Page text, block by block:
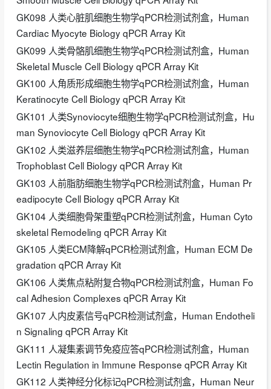
GK098 人类心脏肌细胞生物学qPCR检测试剂盒，Human
Cardiac Myocyte Biology qPCR Array Kit
GK099 人类骨骼肌细胞生物学qPCR检测试剂盒，Human
Skeletal Muscle Cell Biology qPCR Array Kit
GK100 人角质形成细胞生物学qPCR检测试剂盒，Human
Keratinocyte Cell Biology qPCR Array Kit
GK101 人类Synoviocyte细胞生物学qPCR检测试剂盒，Hu
man Synoviocyte Cell Biology qPCR Array Kit
GK102 人类滋养层细胞生物学qPCR检测试剂盒，Human
Trophoblast Cell Biology qPCR Array Kit
GK103 人前脂肪细胞生物学qPCR检测试剂盒，Human Pr
eadipocyte Cell Biology qPCR Array Kit
GK104 人类细胞骨架重塑qPCR检测试剂盒，Human Cyto
skeletal Remodeling qPCR Array Kit
GK105 人类ECM降解qPCR检测试剂盒，Human ECM De
gradation qPCR Array Kit
GK106 人类焦点粘附复合物qPCR检测试剂盒，Human Fo
cal Adhesion Complexes qPCR Array Kit
GK107 人内皮素信号qPCR检测试剂盒，Human Endotheli
n Signaling qPCR Array Kit
GK111 人凝集素调节免疫应答qPCR检测试剂盒，Human
Lectin Regulation in Immune Response qPCR Array Kit
GK112 人类神经分化标记qPCR检测试剂盒，Human Neur